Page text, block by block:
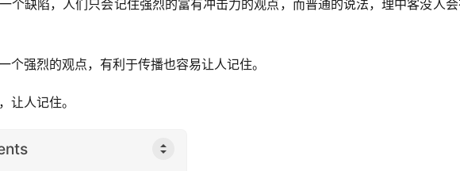
个缺陷，人们只会记住强烈的富有冲击力的观点，而普通的说法，理中客没人
个强烈的观点，有利于传播也容易让人记住。
让人记住。